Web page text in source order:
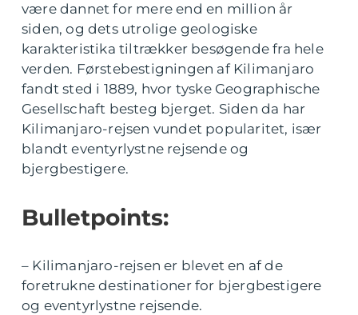
være dannet for mere end en million år
siden, og dets utrolige geologiske
karakteristika tiltrækker besøgende fra hele
verden. Førstebestigningen af Kilimanjaro
fandt sted i 1889, hvor tyske Geographische
Gesellschaft besteg bjerget. Siden da har
Kilimanjaro-rejsen vundet popularitet, især
blandt eventyrlystne rejsende og
bjergbestigere.
Bulletpoints:
– Kilimanjaro-rejsen er blevet en af de
foretrukne destinationer for bjergbestigere
og eventyrlystne rejsende.